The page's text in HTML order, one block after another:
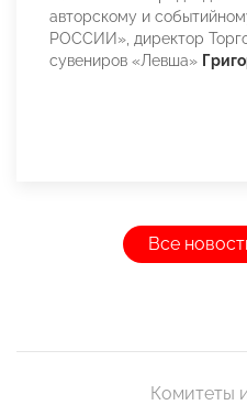
авторскому и
РОССИИ», директор
сувениров «Левша»
Все
Комитеты